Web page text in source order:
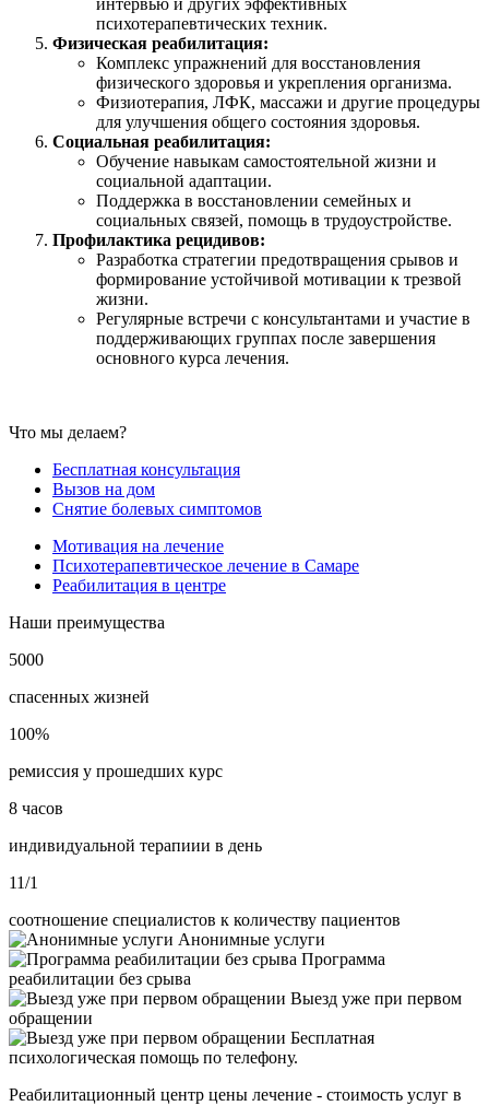
интервью и других эффективных
психотерапевтических техник.
Физическая реабилитация:
Комплекс упражнений для восстановления
физического здоровья и укрепления организма.
Физиотерапия, ЛФК, массажи и другие процедуры
для улучшения общего состояния здоровья.
Социальная реабилитация:
Обучение навыкам самостоятельной жизни и
социальной адаптации.
Поддержка в восстановлении семейных и
социальных связей, помощь в трудоустройстве.
Профилактика рецидивов:
Разработка стратегии предотвращения срывов и
формирование устойчивой мотивации к трезвой
жизни.
Регулярные встречи с консультантами и участие в
поддерживающих группах после завершения
основного курса лечения.
Что мы делаем?
Бесплатная консультация
Вызов на дом
Снятие болевых симптомов
Мотивация на лечение
Психотерапевтическое лечение в Самаре
Реабилитация в центре
Наши преимущества
5000
спасенных жизней
100%
ремиссия у прошедших курс
8 часов
индивидуальной терапиии в день
11/1
соотношение специалистов к количеству пациентов
Анонимные услуги
Программа
реабилитации без срыва
Выезд уже при первом
обращении
Бесплатная
психологическая помощь по телефону.
Реабилитационный центр цены лечение - стоимость услуг в